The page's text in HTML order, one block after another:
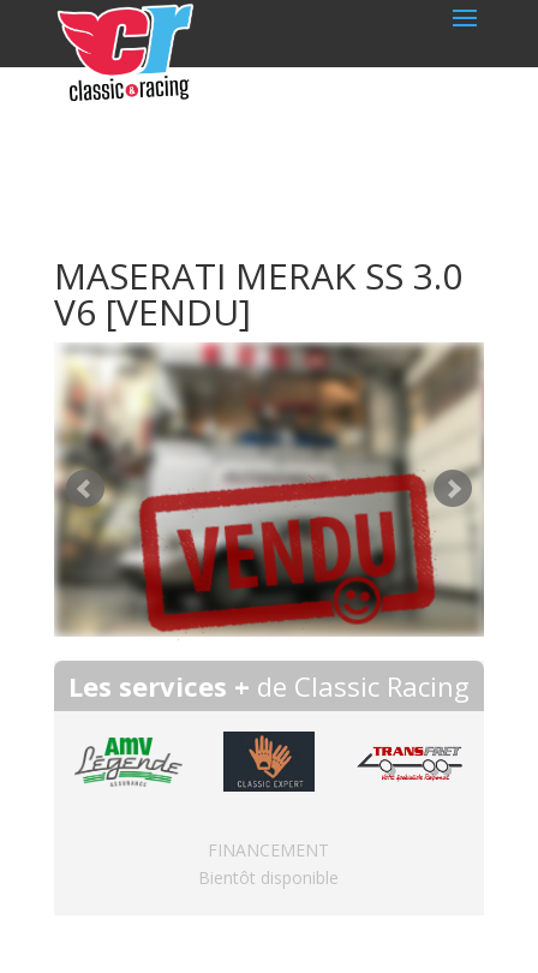
MASERATI MERAK SS 3.0
V6 [VENDU]
Les services + de Classic Racing
FINANCEMENT
Bientôt disponible